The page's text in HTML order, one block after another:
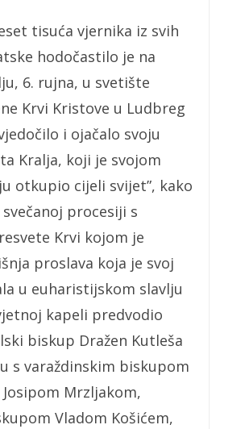
tisuća vjernika iz svih
hodočastilo je na
6. rujna, u svetište
Krvi Kristove u Ludbreg
i ojačalo svoju
Kralja, koji je svojom
otkupio cijeli svijet”, kako
procesiji s
Krvi kojom je
proslava koja je svoj
u euharistijskom slavlju
kapeli predvodio
biskup Dražen Kutleša
s varaždinskim biskupom
Mrzljakom,
Vladom Košićem,